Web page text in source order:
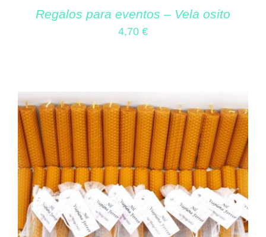
Regalos para eventos – Vela osito
4,70 €